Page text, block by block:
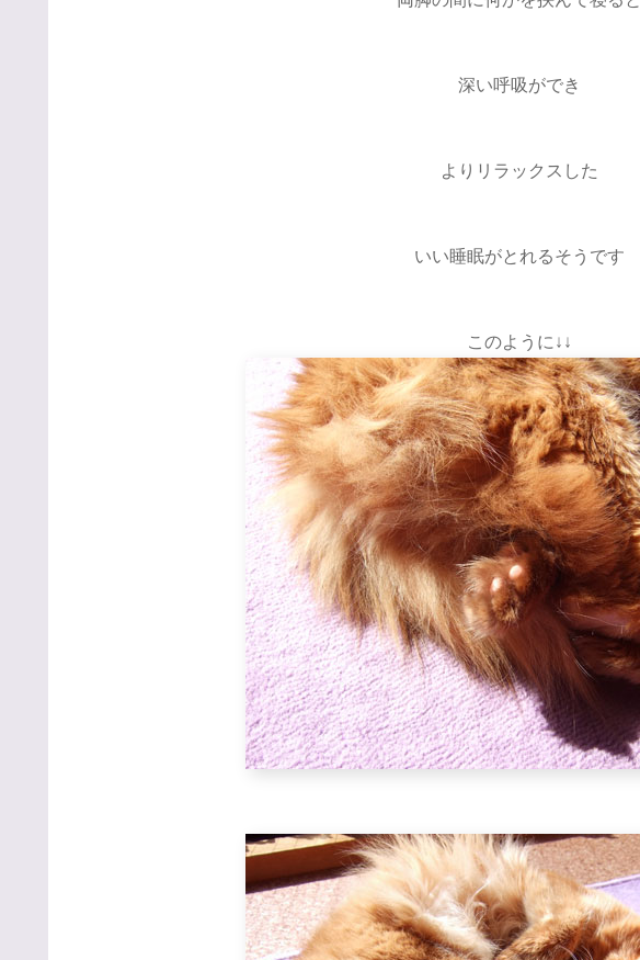
深い呼吸ができ
よりリラックスした
いい睡眠がとれるそうです
このように↓↓